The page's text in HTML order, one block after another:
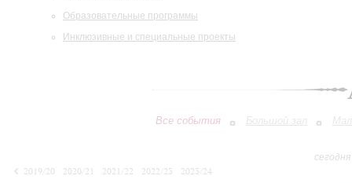
Образовательные программы
Инклюзивные и специальные проекты
Все события Большой зал
2019/20
2020/21 2021/22 2022/23
2023/24